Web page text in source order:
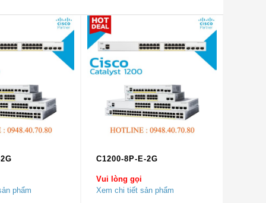
các
cách
phẩm
C1200-8P-E-2G
Vui lòng gọi
Xem chi tiết sản phẩm